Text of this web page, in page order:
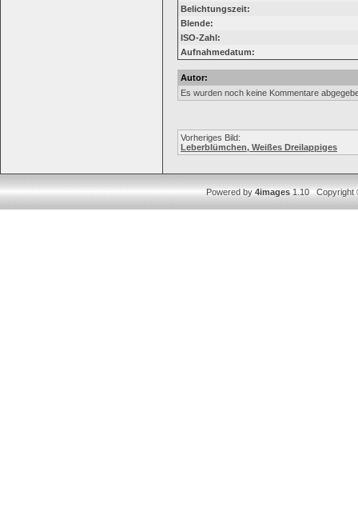
Belichtungszeit:
Blende:
ISO-Zahl:
Aufnahmedatum:
Autor:
Es wurden noch keine Kommentare
Vorheriges Bild:
Leberblümchen, Weißes Dreilappiges
Powered by4images1.10 Copyright